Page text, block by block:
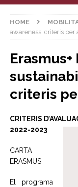
HOME
awareness: criteris per
Erasmus+
criteris
CRITERIS
2022-2023
CARTA
ERASMUS
El programa